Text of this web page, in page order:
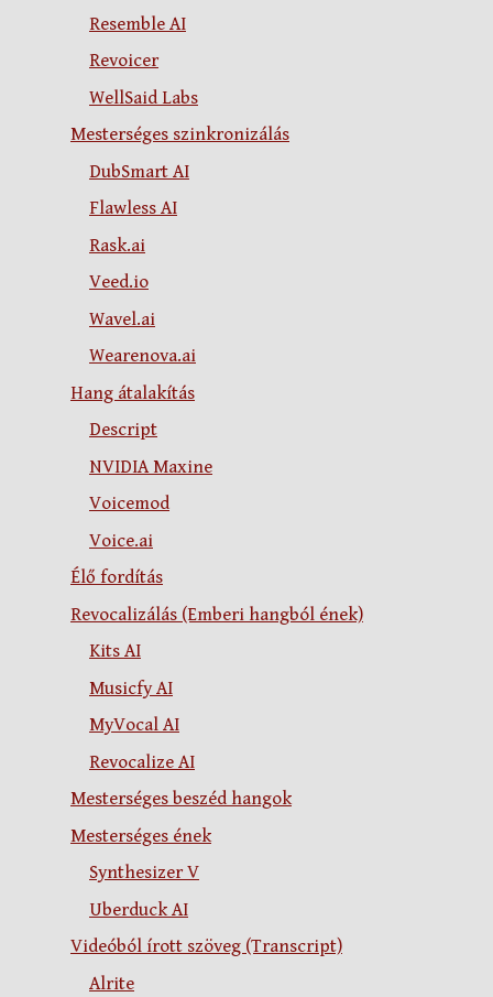
Resemble AI
Revoicer
WellSaid Labs
Mesterséges szinkronizálás
DubSmart AI
Flawless AI
Rask.ai
Veed.io
Wavel.ai
Wearenova.ai
Hang átalakítás
Descript
NVIDIA Maxine
Voicemod
Voice.ai
Élő fordítás
Revocalizálás (Emberi hangból ének)
Kits AI
Musicfy AI
MyVocal AI
Revocalize AI
Mesterséges beszéd hangok
Mesterséges ének
Synthesizer V
Uberduck AI
Videóból írott szöveg (Transcript)
Alrite